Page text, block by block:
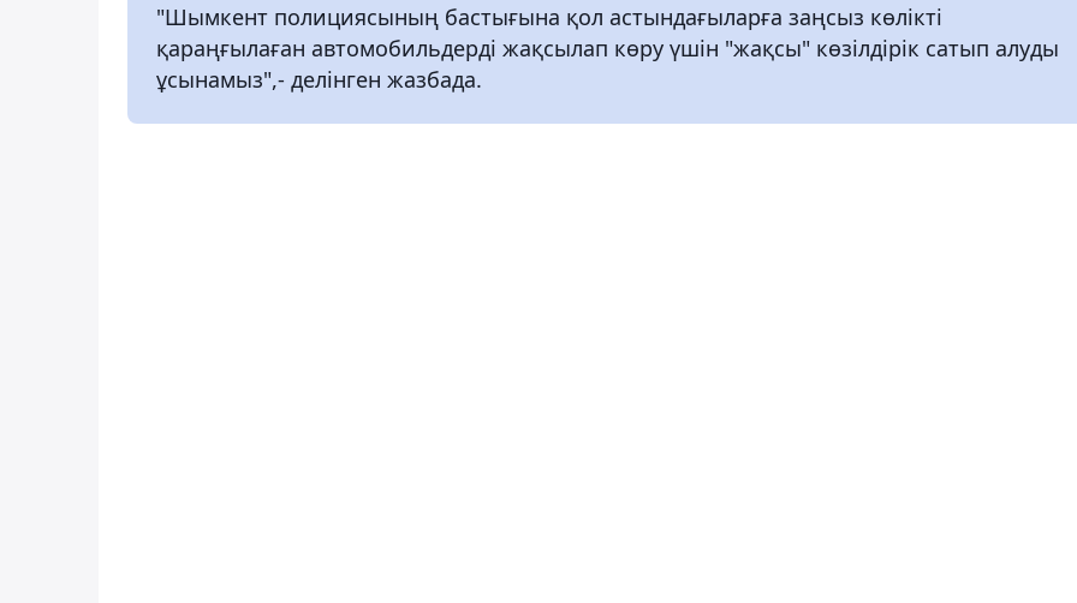
"Шымкент полициясының бастығына қол астындағыларға заңсыз көлікті
қараңғылаған автомобильдерді жақсылап көру үшін "жақсы" көзілдірік сатып алуды
ұсынамыз",- делінген жазбада.